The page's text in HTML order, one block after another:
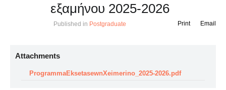
εξαμήνου 2025-2026
Published in Postgraduate Email
Print
Attachments
ProgrammaEksetasewnXeimerino_2025-2026.pdf